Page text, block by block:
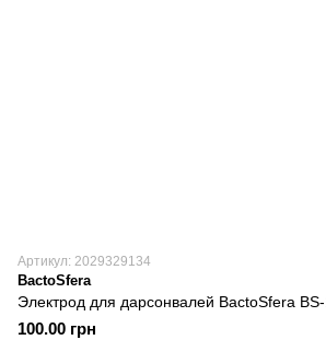
Артикул: 2029329134
BactoSfera
Электрод для дарсонвалей BactoSfera
100.00 грн